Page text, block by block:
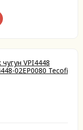
VPI4448
02EP0080 Tecofi